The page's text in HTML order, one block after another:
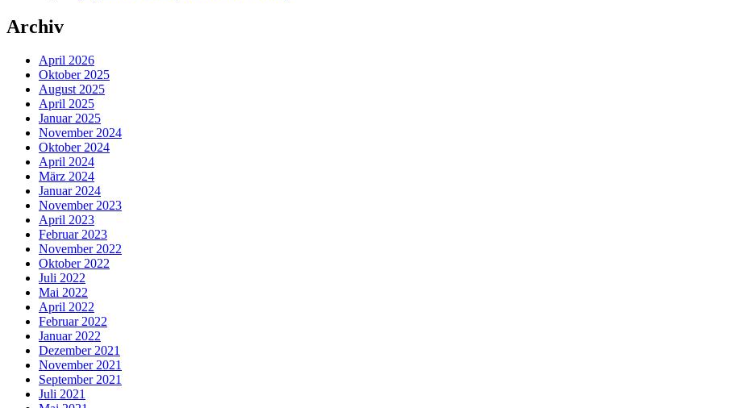
Archiv
April 2026
Oktober 2025
August 2025
April 2025
Januar 2025
November 2024
Oktober 2024
April 2024
März 2024
Januar 2024
November 2023
April 2023
Februar 2023
November 2022
Oktober 2022
Juli 2022
Mai 2022
April 2022
Februar 2022
Januar 2022
Dezember 2021
November 2021
September 2021
Juli 2021